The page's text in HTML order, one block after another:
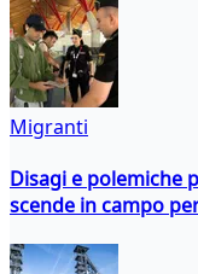
Migranti
Disagi e polemiche
scende in campo